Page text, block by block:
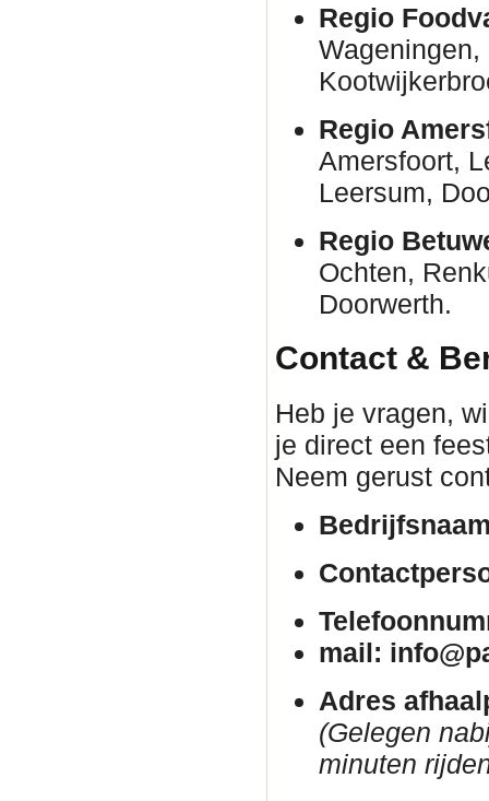
Regio
Regio
Amersfoort,
Leersum,
Regio
Ochten,
Doorwerth.
Contact &
Heb je vragen,
je direct een
Neem gerust
mail:
Adres
(Gelegen
minuten